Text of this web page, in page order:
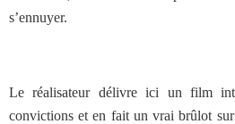
s’ennuyer.
Le réalisateur délivre ici un film
convictions et en fait un vrai brûlot sur